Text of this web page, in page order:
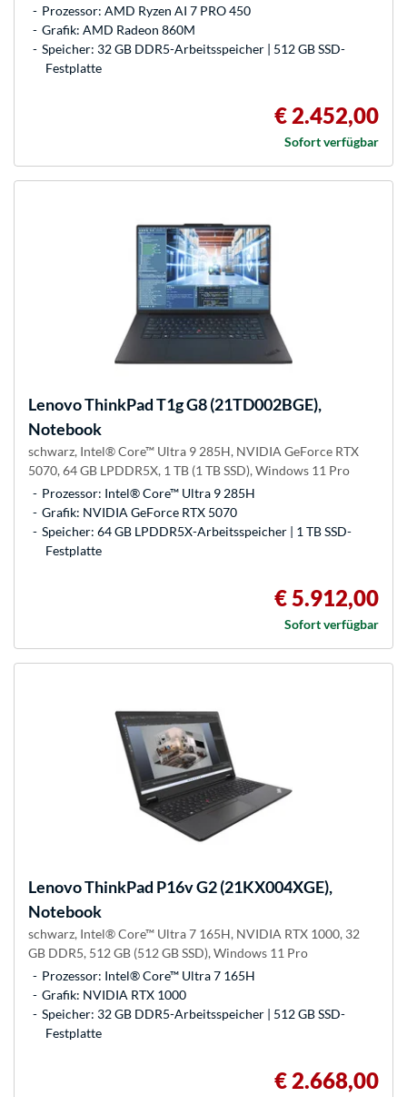
Prozessor: AMD Ryzen AI 7 PRO 450
Grafik: AMD Radeon 860M
Speicher: 32 GB DDR5-Arbeitsspeicher | 512 GB SSD-
Festplatte
€ 2.452,00
Sofort verfügbar
LenovoThinkPad T1g G8 (21TD002BGE),
Notebook
schwarz, Intel® Core™ Ultra 9 285H, NVIDIA GeForce RTX
5070, 64 GB LPDDR5X, 1 TB (1 TB SSD), Windows 11 Pro
Prozessor: Intel® Core™ Ultra 9 285H
Grafik: NVIDIA GeForce RTX 5070
Speicher: 64 GB LPDDR5X-Arbeitsspeicher | 1 TB SSD-
Festplatte
€ 5.912,00
Sofort verfügbar
LenovoThinkPad P16v G2 (21KX004XGE),
Notebook
schwarz, Intel® Core™ Ultra 7 165H, NVIDIA RTX 1000, 32
GB DDR5, 512 GB (512 GB SSD), Windows 11 Pro
Prozessor: Intel® Core™ Ultra 7 165H
Grafik: NVIDIA RTX 1000
Speicher: 32 GB DDR5-Arbeitsspeicher | 512 GB SSD-
Festplatte
€ 2.668,00